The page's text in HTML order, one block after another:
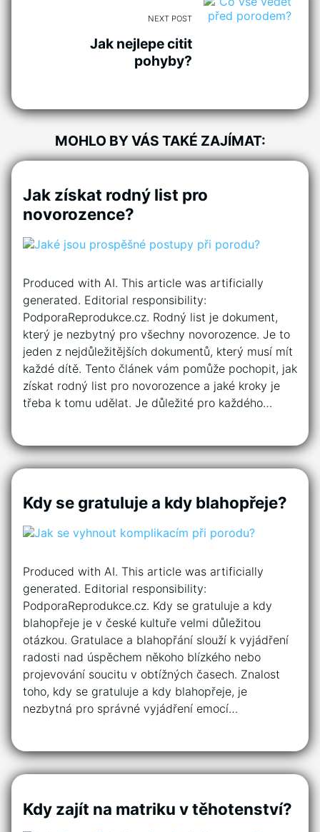
NEXT POST
Jak nejlepe citit
pohyby?
MOHLO BY VÁS TAKÉ ZAJÍMAT:
Jak získat rodný list pro
novorozence?
Produced with AI. This article was artificially
generated. Editorial responsibility:
PodporaReprodukce.cz. Rodný list je dokument,
který je nezbytný pro všechny novorozence. Je to
jeden z nejdůležitějších dokumentů, který musí mít
každé dítě. Tento článek vám pomůže pochopit, jak
získat rodný list pro novorozence a jaké kroky je
třeba k tomu udělat. Je důležité pro každého…
Kdy se gratuluje a kdy blahopřeje?
Produced with AI. This article was artificially
generated. Editorial responsibility:
PodporaReprodukce.cz. Kdy se gratuluje a kdy
blahopřeje je v české kultuře velmi důležitou
otázkou. Gratulace a blahopřání slouží k vyjádření
radosti nad úspěchem někoho blízkého nebo
projevování soucitu v obtížných časech. Znalost
toho, kdy se gratuluje a kdy blahopřeje, je
nezbytná pro správné vyjádření emocí…
Kdy zajít na matriku v těhotenství?